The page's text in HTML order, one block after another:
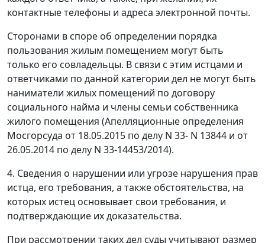
контактные телефоны и адреса электронной почты.
Сторонами в споре об определении порядка
пользования жилым помещением могут быть
только его совладельцы. В связи с этим истцами и
ответчиками по данной категории дел не могут быть
наниматели жилых помещений по договору
социального найма и члены семьи собственника
жилого помещения (Апелляционные определения
Мосгорсуда от 18.05.2015 по делу N 33- N 13844 и от
26.05.2014 по делу N 33-14453/2014).
4. Сведения о нарушении или угрозе нарушения прав
истца, его требования, а также обстоятельства, на
которых истец основывает свои требования, и
подтверждающие их доказательства.
При рассмотрении таких дел суды учитывают размер